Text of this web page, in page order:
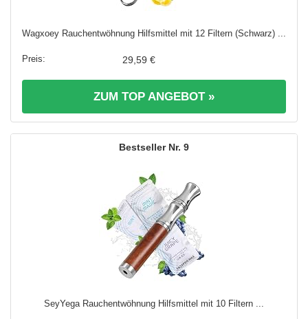
Wagxoey Rauchentwöhnung Hilfsmittel mit 12 Filtern (Schwarz) ...
29,59 €
ZUM TOP ANGEBOT »
9
SeyYega Rauchentwöhnung Hilfsmittel mit 10 Filtern ...